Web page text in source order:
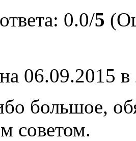
0.0/5
06.09.2015
большое,
советом.